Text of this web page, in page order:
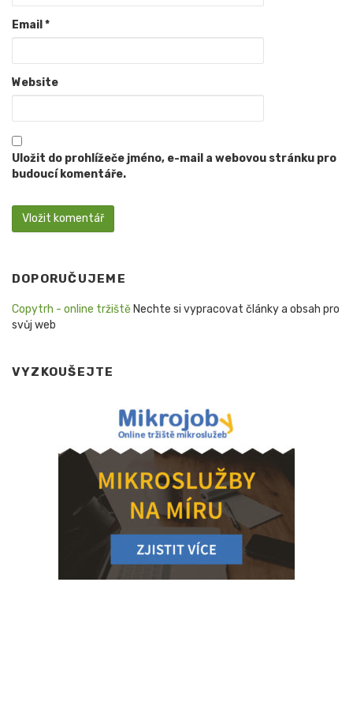
Email *
Website
Uložit do prohlížeče jméno, e-mail a webovou stránku pro
budoucí komentáře.
DOPORUČUJEME
Copytrh - online tržiště Nechte si vypracovat články a obsah pro
svůj web
VYZKOUŠEJTE